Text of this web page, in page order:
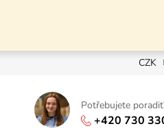
CZK
Potřebujete
+420 730